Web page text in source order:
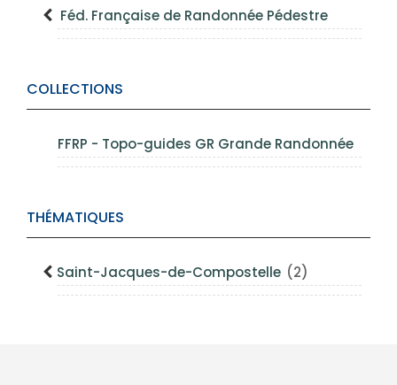
Féd. Française de Randonnée Pédestre
COLLECTIONS
FFRP - Topo-guides GR Grande Randonnée
THÉMATIQUES
Saint-Jacques-de-Compostelle (2)